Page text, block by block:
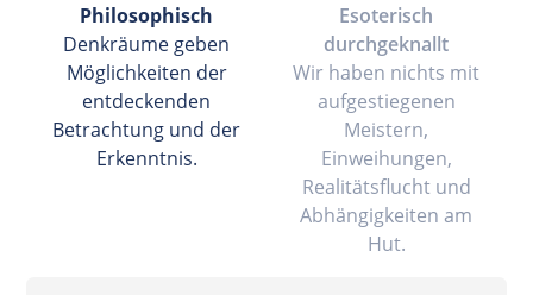
Philosophisch
Denkräume geben
Möglichkeiten der
entdeckenden
Betrachtung und der
Erkenntnis.
Esoterisch
durchgeknallt
Wir haben nichts mit
aufgestiegenen
Meistern,
Einweihungen,
Realitätsflucht und
Abhängigkeiten am
Hut.